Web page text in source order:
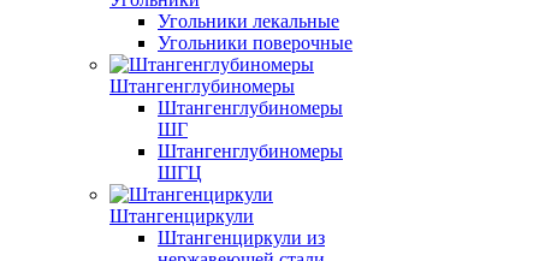
Угольники лекальные
Угольники поверочные
Штангенглубиномеры
Штангенглубиномеры
ШГ
Штангенглубиномеры
ШГЦ
Штангенциркули
Штангенциркули из